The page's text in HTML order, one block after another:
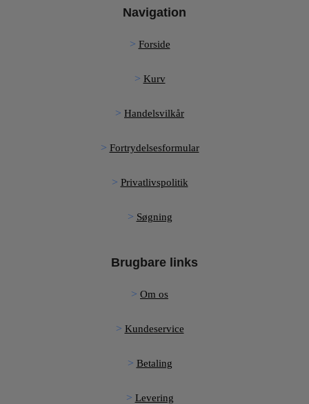
Navigation
Forside
Kurv
Handelsvilkår
Fortrydelsesformular
Privatlivspolitik
Søgning
Brugbare links
Om os
Kundeservice
Betaling
Levering